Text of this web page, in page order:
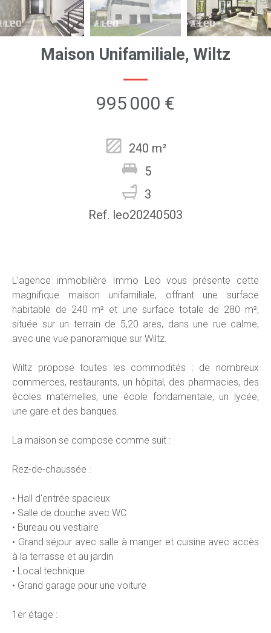
Maison Unifamiliale, Wiltz
995 000 €
240 m²
5
3
Ref. leo20240503
L'agence immobilière Immo Leo vous présente cette
magnifique maison unifamiliale, offrant une surface
habitable de 240 m² et une surface totale de 280 m²,
située sur un terrain de 5,20 ares, dans une rue calme,
avec une vue panoramique sur Wiltz.
Wiltz propose toutes les commodités : de nombreux
commerces, restaurants, un hôpital, des pharmacies, des
écoles maternelles, une école fondamentale, un lycée,
une gare et des banques.
La maison se compose comme suit :
Rez-de-chaussée :
• Hall d'entrée spacieux
• Salle de douche avec WC
• Bureau ou vestiaire
• Grand séjour avec salle à manger et cuisine avec accès
à la terrasse et au jardin
• Local technique
• Grand garage pour une voiture
1er étage :